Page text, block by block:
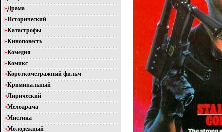
»Драма
»Исторический
»Катастрофы
»Киноповесть
»Комедия
»Комикс
»Короткометражный фильм
»Криминальный
»Лирический
»Мелодрама
»Мистика
»Молодежный